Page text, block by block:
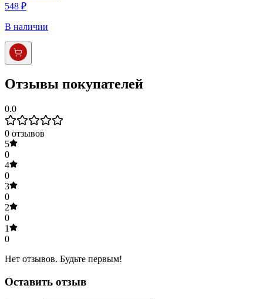
548 ₽
В наличии
Отзывы покупателей
0.0
0 отзывов
5
0
4
0
3
0
2
0
1
0
Нет отзывов. Будьте первым!
Оставить отзыв